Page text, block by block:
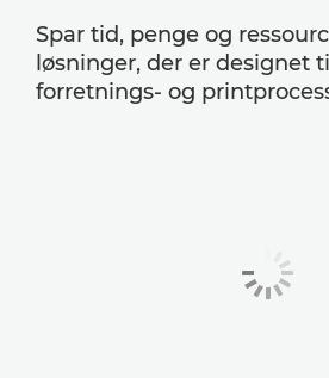
Spar tid, penge og
løsninger, der er designet
forretnings- og